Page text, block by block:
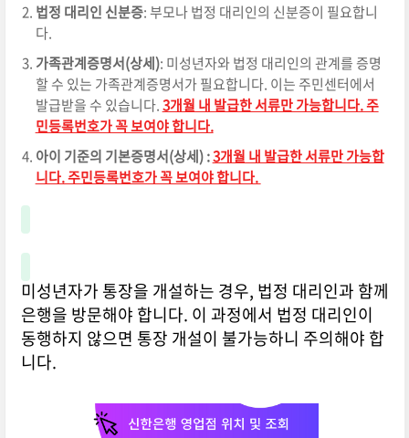
법정 대리인 신분증: 부모나 법정 대리인의 신분증이 필요합니
다.
가족관계증명서(상세): 미성년자와 법정 대리인의 관계를 증명
할 수 있는 가족관계증명서가 필요합니다. 이는 주민센터에서
발급받을 수 있습니다.3개월 내 발급한 서류만 가능합니다. 주
민등록번호가 꼭 보여야 합니다.
아이 기준의 기본증명서(상세) :3개월 내 발급한 서류만 가능합
니다. 주민등록번호가 꼭 보여야 합니다.
미성년자가 통장을 개설하는 경우, 법정 대리인과 함께
은행을 방문해야 합니다. 이 과정에서 법정 대리인이
동행하지 않으면 통장 개설이 불가능하니 주의해야 합
니다.